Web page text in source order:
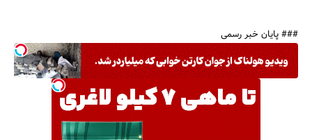
### پایان خبر رسمی